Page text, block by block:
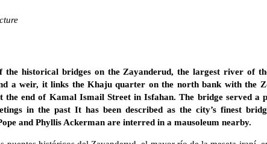
the historical bridges on the Zayanderud, the largest river of
a weir, it links the Khaju quarter on the north bank with the
the end of Kamal Ismail Street in Isfahan. The bridge served a
in the past It has been described as the city’s finest
and Phyllis Ackerman are interred in a mausoleum nearby.